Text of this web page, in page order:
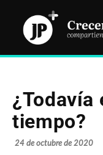
¿Todavía
tiempo?
24 de octubre de 2020